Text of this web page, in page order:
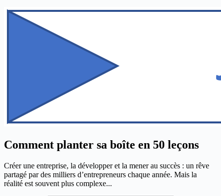
Comment planter sa boîte en 50 leçons
Créer une entreprise, la développer et la mener au succès : un rêve
partagé par des milliers d’entrepreneurs chaque année. Mais la
réalité est souvent plus complexe...